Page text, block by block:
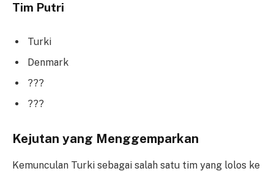
Tim Putri
Turki
Denmark
???
???
Kejutan yang Menggemparkan
Kemunculan Turki sebagai salah satu tim yang lolos ke